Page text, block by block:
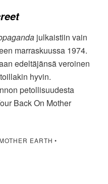
julkaistiin vain
marraskuussa 1974.
edeltäjänsä veroinen
hyvin.
petollisuudesta
Back On Mother
EARTH •